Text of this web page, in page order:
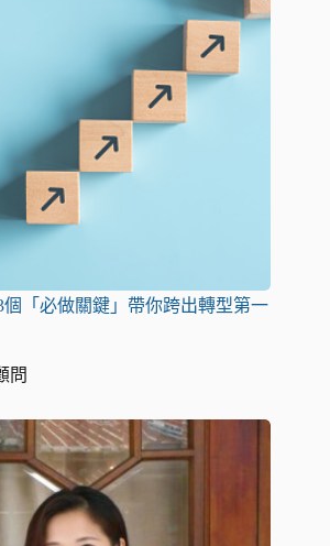
「必做關鍵」帶你跨出轉型第一
問